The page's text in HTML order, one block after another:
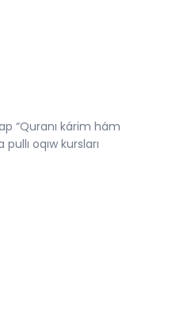
“Quranı kárim hám
oqıw kursları